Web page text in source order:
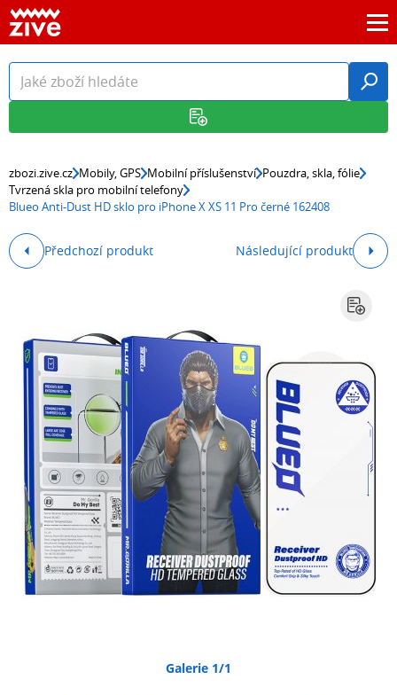
zbozi.zive.cz Mobily, GPS Mobilní příslušenství Pouzdra, skla, fólie
Tvrzená skla pro mobilní telefony
Blueo Anti-Dust HD sklo pro iPhone X XS 11 Pro černé 162408
Předchozí produkt Následující produkt
Galerie 1/1